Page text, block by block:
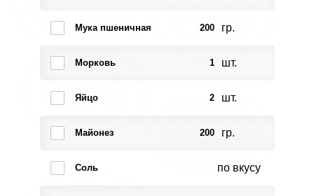
Мука пшеничная 200 гр.
Морковь 1 шт.
Яйцо 2 шт.
Майонез 200 гр.
Соль по вкусу